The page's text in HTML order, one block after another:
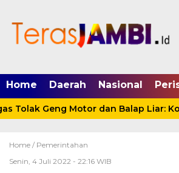
Home Daerah Nasional
Tolak Geng Motor dan Balap Liar:
Home / Pemerintahan
Senin, 4 Juli 2022 - 22:16 WIB